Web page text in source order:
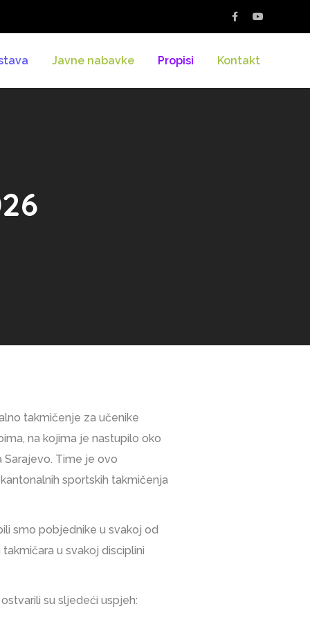
Javne nabavke Propisi Kontakt
takmičenje za učenike
na kojima je nastupilo oko
Sarajevo. Time je ovo
sportskih takmičenja
smo pobjednike u svakoj od
u svakoj disciplini
su sljedeći uspjeh: